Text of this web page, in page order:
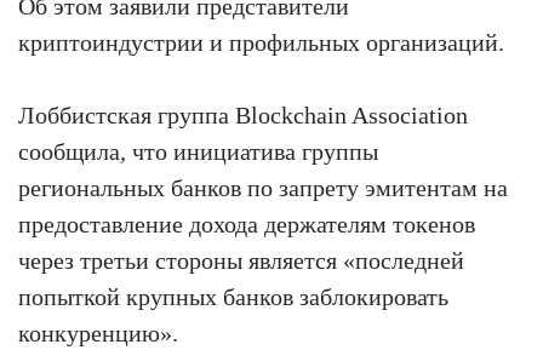
Об этом заявили представители
криптоиндустрии и профильных организаций.
Лоббистская группа Blockchain Association
сообщила, что инициатива группы
региональных банков по запрету эмитентам на
предоставление дохода держателям токенов
через третьи стороны является «последней
попыткой крупных банков заблокировать
конкуренцию».